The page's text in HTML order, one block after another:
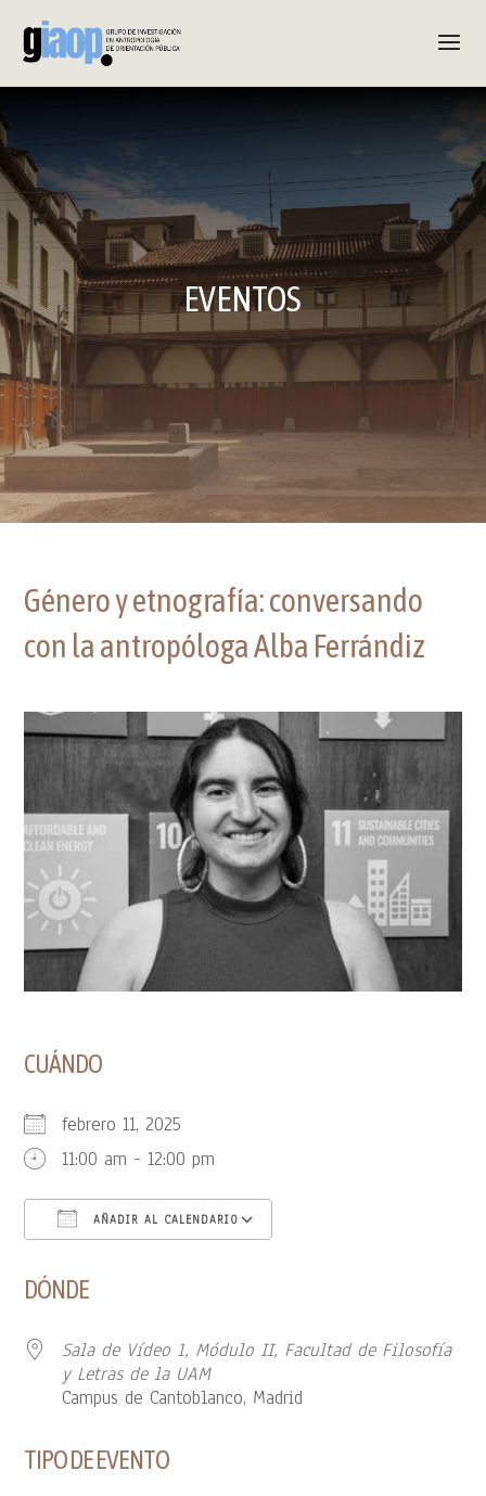
EVENTOS
Género y etnografía: conversando
con la antropóloga Alba Ferrándiz
CUÁNDO
febrero 11, 2025
11:00 am - 12:00 pm
AÑADIR AL CALENDARIO
DÓNDE
Sala de Vídeo 1, Módulo II, Facultad de Filosofía
y Letras de la UAM
Campus de Cantoblanco, Madrid
TIPO DE EVENTO